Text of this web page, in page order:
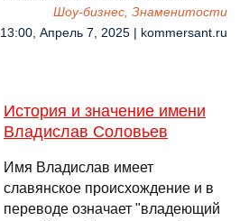
Шоу-бизнес, Знаменитости
13:00, Апрель 7, 2025 | kommersant.ru
История и значение имени
Владислав Соловьев
Имя Владислав имеет
славянское происхождение и в
переводе означает "владеющий